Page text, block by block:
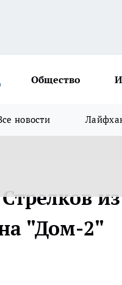
Общество
новости
"Дом-2"